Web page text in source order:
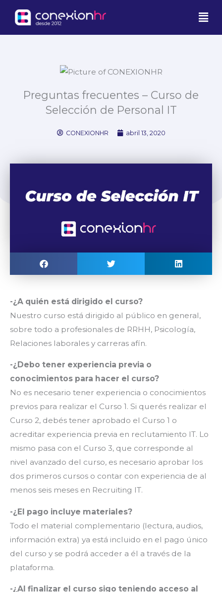
contenido
Preguntas frecuentes – Curso de
Selección de Personal IT
CONEXIONHR abril 13, 2020
-¿A quién está dirigido el curso?
Nuestro curso está dirigido al público en general,
sobre todo a profesionales de RRHH, Psicología,
Relaciones laborales y carreras afín.
-¿Debo tener experiencia previa o
conocimientos para hacer el curso?
No es necesario tener experiencia o conocimientos
previos para realizar el Curso 1. Si querés realizar el
Curso 2, debés tener aprobado el Curso 1 o
acreditar experiencia previa en reclutamiento IT. Lo
mismo pasa con el Curso 3, que corresponde al
nivel avanzado del curso, es necesario aprobar los
dos primeros cursos o contar con experiencia de al
menos seis meses en Recruiting IT.
-¿El pago incluye materiales?
Todo el material complementario (lectura, audios,
información extra) ya está incluido en el pago único
del curso y se podrá acceder a él a través de la
plataforma.
-¿Al finalizar el curso sigo teniendo acceso al